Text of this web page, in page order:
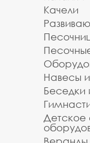
Качели
Навесы и
Беседки
Детское